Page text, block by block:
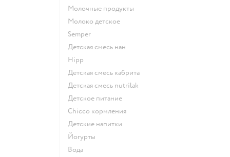
молочные продукты
молоко детское
semper
детская смесь нан
hipp
детская смесь кабрита
детская смесь nutrilak
детское питание
chicco кормления
детские напитки
йогурты
Вода